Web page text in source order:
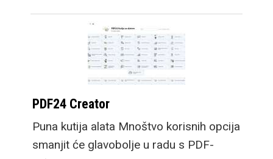
PDF24 Creator
Puna kutija alata Mnoštvo korisnih opcija
smanjit će glavobolje u radu s PDF-